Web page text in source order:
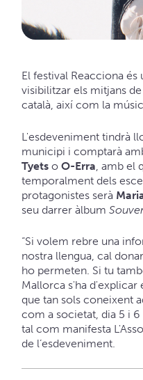
El festival Reacciona
visibilitzar els mitjans
català, així com la
L'esdeveniment tindrà
municipi i comptarà
Tyetso O-Erra, amb el
temporalment dels
protagonistes serà
seu darrer àlbum
“Si volem rebre una
nostra llengua, cal
ho permeten. Si tu
Mallorca s'ha d'explicar
que tan sols coneixent
com a societat, dia 5 i 6
tal com manifesta
de l’esdeveniment.